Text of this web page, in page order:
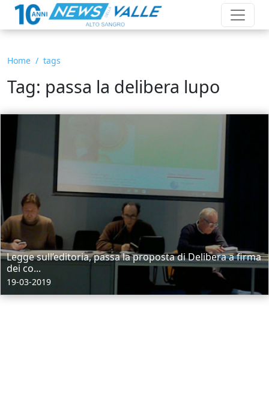
Home tags
Tag: passa la delibera lupo
Legge sull’editoria, passa la proposta di Delibera a firma
dei co...
19-03-2019